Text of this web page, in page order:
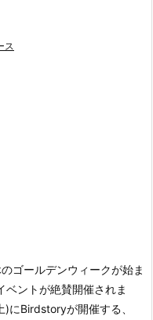
ス
ゴールデンウィークが始ま
ベントが絶賛開催されま
にBirdstoryが開催する、